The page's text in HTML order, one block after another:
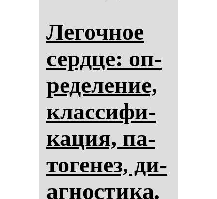
Ле­гоч­ное
сер­дце: оп­
ре­де­ле­ние,
клас­си­фи­
ка­ция, па­
то­ге­нез, ди­
аг­нос­ти­ка.